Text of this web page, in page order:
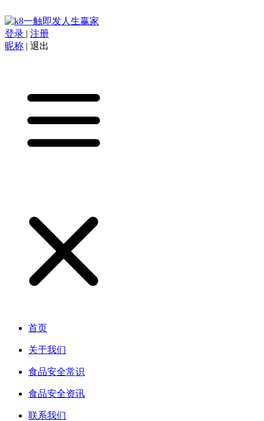
登录 | 注册
昵称 | 退出
首页
关于我们
食品安全常识
食品安全资讯
联系我们